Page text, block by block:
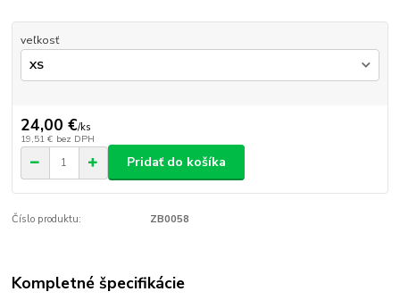
veľkosť
24,00 €/ks
19,51 € bez DPH
Pridať do košíka
Číslo produktu: ZB0058
Kompletné špecifikácie